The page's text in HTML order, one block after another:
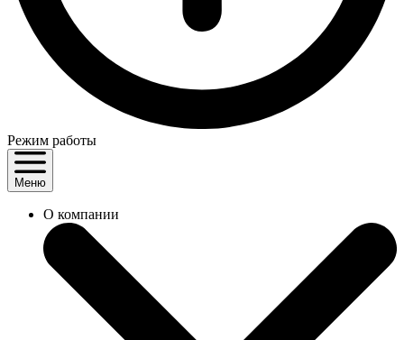
Режим работы
Меню
О компании